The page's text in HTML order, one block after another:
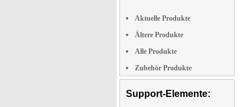
Aktuelle Produkte
Ältere Produkte
Alle Produkte
Zubehör Produkte
Support-Elemente: